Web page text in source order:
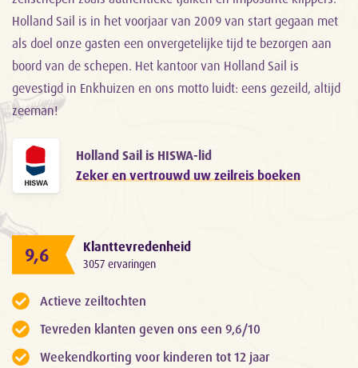
Holland Sail is in het voorjaar van 2009 van start gegaan met
als doel onze gasten een onvergetelijke tijd te bezorgen aan
boord van de schepen. Het kantoor van Holland Sail is
gevestigd in Enkhuizen en ons motto luidt: eens gezeild, altijd
zeeman!
Holland Sail is HISWA-lid
Zeker en vertrouwd uw zeilreis boeken
9,6 Klanttevredenheid
3057 ervaringen
Actieve zeiltochten
Tevreden klanten geven ons een 9,6/10
Weekendkorting voor kinderen tot 12 jaar